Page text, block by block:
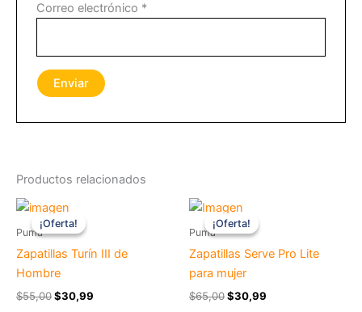
Correo electrónico *
Productos relacionados
¡Oferta!
¡Oferta!
Puma
Zapatillas Turín III de
Hombre
$55,00
Original
price
was:
$30,99
¡Oferta!
¡Oferta!
Puma
Zapatillas Serve Pro Lite
para mujer
$65,00
Original
price
was:
$30,99